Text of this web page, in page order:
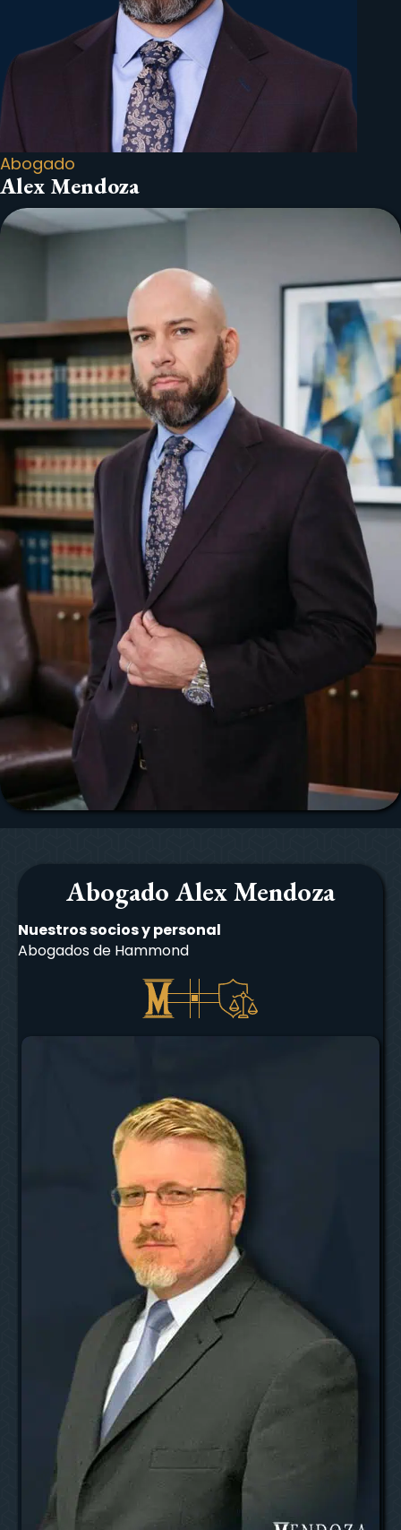
Abogado
Alex Mendoza
Abogado Alex Mendoza
Nuestros socios y personal
Abogados de Hammond